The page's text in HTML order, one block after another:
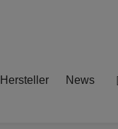
Hersteller News